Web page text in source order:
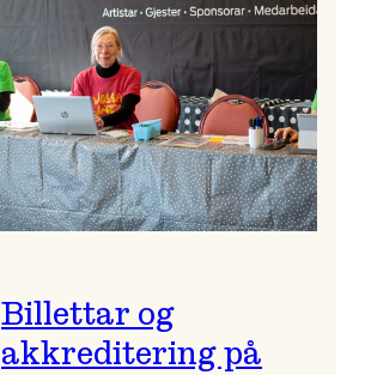
Billettar og
akkreditering på